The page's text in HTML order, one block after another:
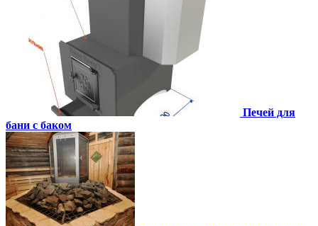
Печей для
бани с баком